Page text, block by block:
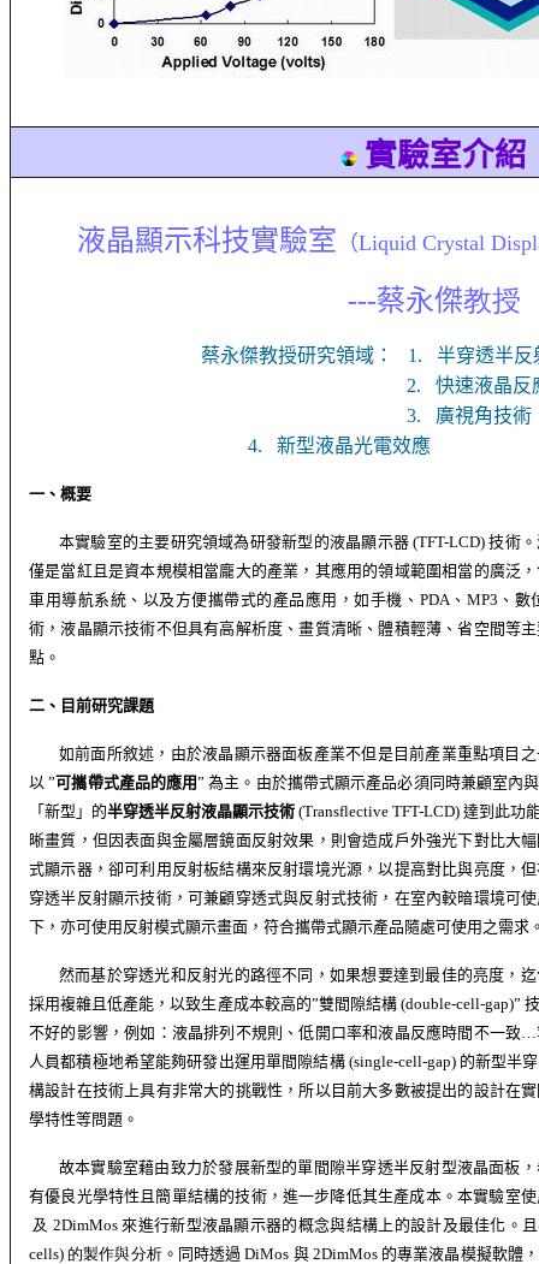
實驗室介紹
液晶顯示科技實驗室 （Liquid Crystal
---蔡永傑教授
蔡永傑教授研究領域： 1.
半穿透半反
2.
快速液晶反
3.
廣視角技術
4. 新型液晶光電效應
一、概要
本實驗室的主要研究領域為研發新型 的液晶顯示器 (TFT-LCD)技術
僅是當紅且是資本規模相當龐大的產業，其應用的領域範圍相當的廣泛
車用導航系統、以及方便攜帶式的產品應用，如手機、 PDA、 MP3 、數
術，液晶顯示技術不但具有高解析度、畫質清晰、體積輕薄、省空間等
點。
二、目前研究課題
如前面所敘述，由於液晶顯示器面板產業不但是目前產業重點項目
以 ”可攜帶式產品的應用”為主。由於攜帶式顯示產品必須同時兼顧室內
「新型」的半穿透半反射液晶顯示技術 (Transflective TFT-LCD) 達到此功
晰畫質，但因表面與金屬層鏡面反射效果，則會造成戶外強光下對比大
式顯示器，卻可利用反射板結構來反射環境光源，以提高對比與亮度，
穿透半反射顯示技術，可兼顧穿透式與反射式技術，在室內較暗環境可
下，亦可使用反射模式顯示畫面，符合攜帶式顯示產品隨處可使用之需求
然而基於穿透光和反射光的路徑不同，如果想要達到最佳的亮度，
採用複雜且低產能，以致生產成本較高的”雙間隙結構 (double-cell-gap)”
不好的影響，例如：液晶排列不規則、低開口率和液晶反應時間不一致…
人員都積極地希望能夠研發出運用單間隙結構 (single-cell-gap) 的新型半
構設計在技術上具有非常大的挑戰性，所以目前大多數被提出的設計在
學特性等問題。
故本實驗室藉由致力於發展新型的單間隙半穿透半反射型液晶面板
有優良光學特性且簡單結構的技術，進一步降低其生產成本。本實驗室
及 2DimMos來進行新型液晶顯示器的概念與結構上的設計及最佳化 。且
cells) 的製作與分析。同時透過DiMos 與 2DimMos 的專業液晶模擬軟體